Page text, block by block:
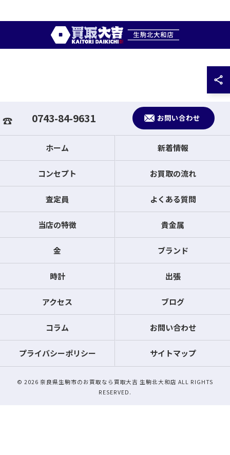
0743-84-9631 お問い合わせ
ホーム 新着情報
コンセプト お買取の流れ
査定員 よくある質問
当店の特徴 貴金属
金 ブランド
時計 出張
アクセス ブログ
コラム お問い合わせ
プライバシーポリシー サイトマップ
© 2026 奈良県生駒市のお買取なら買取大吉 生駒北大和店 ALL RIGHTS
RESERVED.